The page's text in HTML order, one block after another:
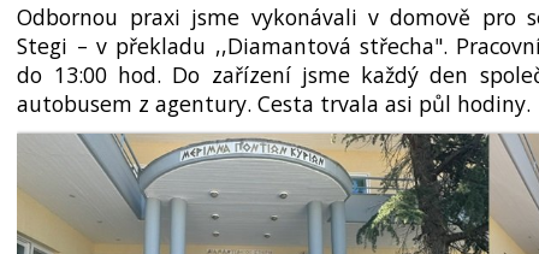
Odbornou praxi jsme vykonávali v domově pro
Stegi – v překladu ,,Diamantová střecha".
do 13:00 hod. Do zařízení jsme každý den
autobusem z agentury. Cesta trvala asi půl hodiny.